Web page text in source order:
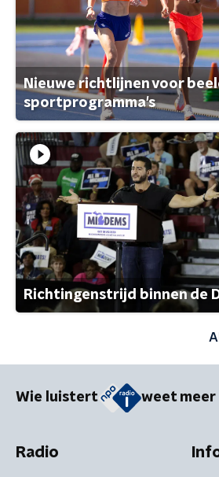
Nieuwe richtlijnen voor
sportprogramma's
Richtingenstrijd binnen de
Wie luistert weet meer
Radio